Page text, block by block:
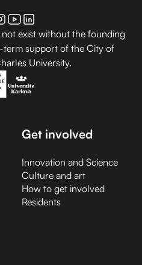
exist without the founding
support of the City of
University.
Get involved
Innovation and Science
Culture and art
How to get involved
Residents